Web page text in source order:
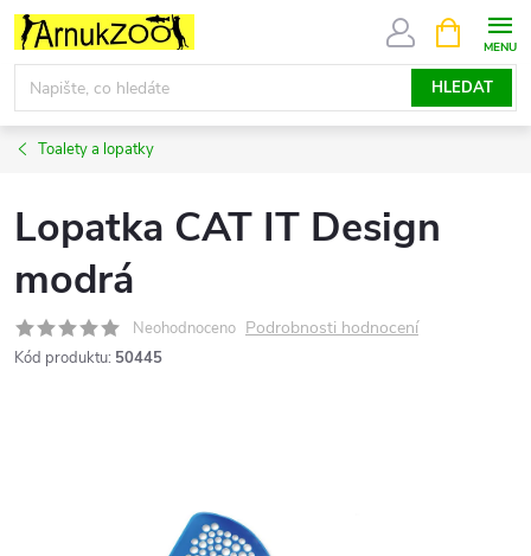
Přejít
obsah
HLEDAT
NÁKUPNÍ
KOŠÍK
Toalety a lopatky
Lopatka CAT IT Design
modrá
Neohodnoceno Podrobnosti hodnocení
Kód produktu: 50445